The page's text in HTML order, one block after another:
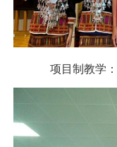
项目制教学：